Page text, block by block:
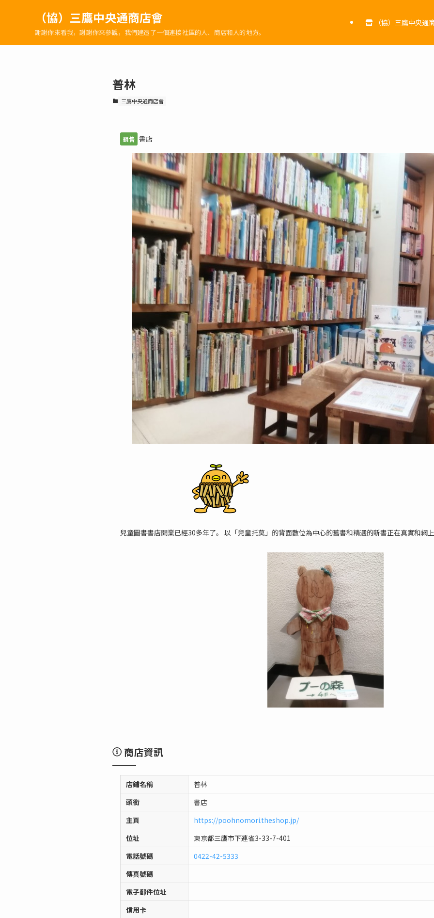
（協）三鷹中央通商店會
謝謝你來看我，謝謝你來參觀，我們建造了一個連接社區的人、商店和人的地方。
（協）三鷹中央通
普林
三鷹中央通商店會
銷售 書店
兒童圖書書店開業已經30多年了。 以「兒童托莫」的背面數位為中心的舊書和精選的新書正在真實和網
商店資訊
店鋪名稱
普林
頭銜
書店
主頁
https://poohnomori.theshop.jp/
位址
東京都三鷹市下連雀3-33-7-401
電話號碼
0422-42-5333
傳真號碼
電子郵件位址
信用卡